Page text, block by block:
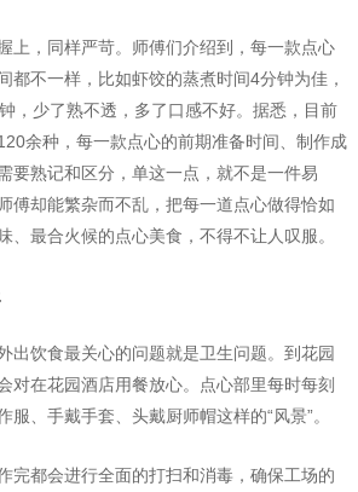
上，同样严苛。师傅们介绍到，每一款点心
都不一样，比如虾饺的蒸煮时间4分钟为佳，
，少了熟不透，多了口感不好。据悉，目前
余种，每一款点心的前期准备时间、制作成
要熟记和区分，单这一点，就不是一件易
傅却能繁杂而不乱，把每一道点心做得恰如
、最合火候的点心美食，不得不让人叹服。
出饮食最关心的问题就是卫生问题。到花园
对在花园酒店用餐放心。点心部里每时每刻
服、手戴手套、头戴厨师帽这样的“风景”。
完都会进行全面的打扫和消毒，确保工场的